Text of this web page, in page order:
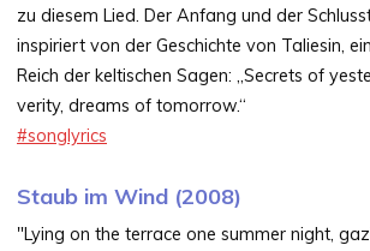
zu diesem Lied. Der Anfang und der
inspiriert von der Geschichte von Taliesin,
Reich der keltischen Sagen: „Secrets of
verity, dreams of tomorrow.“
#songlyrics
Staub im Wind (2008)
"Lying on the terrace one summer night,